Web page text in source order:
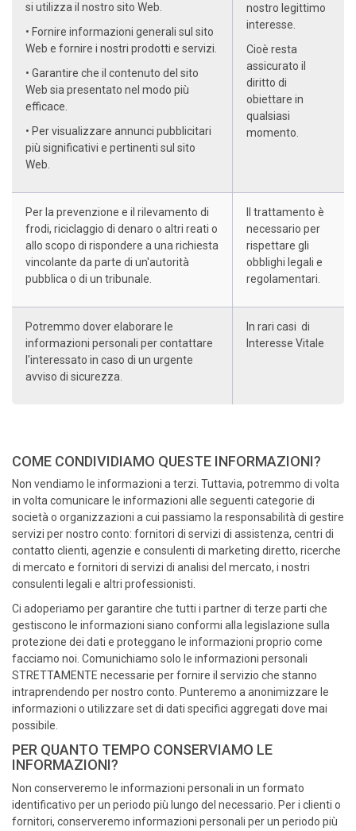
si utilizza il nostro sito Web.
• Fornire informazioni generali sul sito
Web e fornire i nostri prodotti e servizi.
• Garantire che il contenuto del sito
Web sia presentato nel modo più
efficace.
• Per visualizzare annunci pubblicitari
più significativi e pertinenti sul sito
Web.
nostro legittimo
interesse.
Cioè resta
assicurato il
diritto di
obiettare in
qualsiasi
momento.
Per la prevenzione e il rilevamento di
frodi, riciclaggio di denaro o altri reati o
allo scopo di rispondere a una richiesta
vincolante da parte di un'autorità
pubblica o di un tribunale.
Il trattamento è
necessario per
rispettare gli
obblighi legali e
regolamentari.
Potremmo dover elaborare le
informazioni personali per contattare
l'interessato in caso di un urgente
avviso di sicurezza.
In rari casi di
Interesse Vitale
COME CONDIVIDIAMO QUESTE INFORMAZIONI?
Non vendiamo le informazioni a terzi. Tuttavia, potremmo di volta
in volta comunicare le informazioni alle seguenti categorie di
società o organizzazioni a cui passiamo la responsabilità di gestire
servizi per nostro conto: fornitori di servizi di assistenza, centri di
contatto clienti, agenzie e consulenti di marketing diretto, ricerche
di mercato e fornitori di servizi di analisi del mercato, i nostri
consulenti legali e altri professionisti.
Ci adoperiamo per garantire che tutti i partner di terze parti che
gestiscono le informazioni siano conformi alla legislazione sulla
protezione dei dati e proteggano le informazioni proprio come
facciamo noi. Comunichiamo solo le informazioni personali
STRETTAMENTE necessarie per fornire il servizio che stanno
intraprendendo per nostro conto. Punteremo a anonimizzare le
informazioni o utilizzare set di dati specifici aggregati dove mai
possibile.
PER QUANTO TEMPO CONSERVIAMO LE
INFORMAZIONI?
Non conserveremo le informazioni personali in un formato
identificativo per un periodo più lungo del necessario. Per i clienti o
fornitori, conserveremo informazioni personali per un periodo più